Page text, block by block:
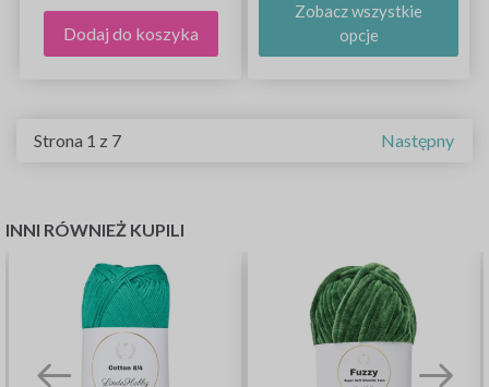
Dodaj do koszyka
Zobacz wszystkie
opcje
Strona 1 z 7 Następny
INNI RÓWNIEŻ KUPILI